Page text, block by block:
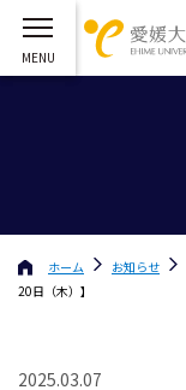
ホーム お知らせ
20日（木）】
2025.03.07